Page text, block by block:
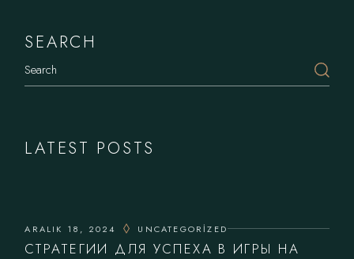
SEARCH
LATEST POSTS
ARALIK 18, 2024 UNCATEGORIZED
СТРАТЕГИИ ДЛЯ УСПЕХА В ИГРЫ НА